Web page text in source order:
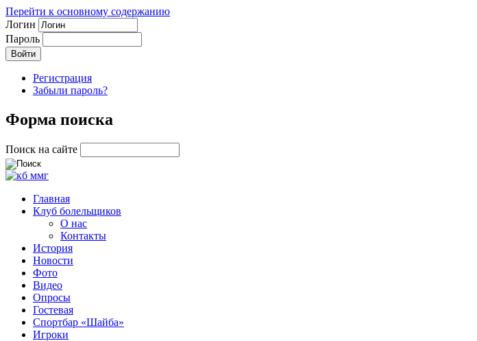
Перейти к основному содержанию
Логин
Пароль
Регистрация
Забыли пароль?
Форма поиска
Поиск на сайте
Главная
Клуб болельщиков
О нас
Контакты
История
Новости
Фото
Видео
Опросы
Гостевая
Спортбар «Шайба»
Игроки